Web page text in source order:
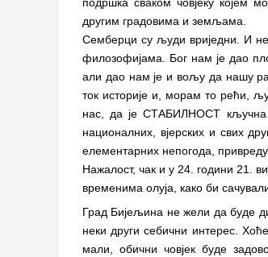
другим градовима и земљама.
Семберци су људи вриједни. И
филозофијама. Бог нам је дао
али дао нам је и вољу да нашу
ток историје и, морам то рећи,
нас, да је СТАБИЛНОСТ кључна
националних, вјерских и свих
елементарних непогода,
Нажалост, чак и у 24. години 21.
временима олуја, како би
Град Бијељина не жели да буде
неки други себични интерес.
мали, обични човјек буде